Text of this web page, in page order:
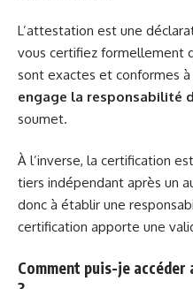
L’attestation est une
vous certifiez formellement
sont exactes et conformes
engage la responsabilité
soumet.
À l’inverse, la certification
tiers indépendant après un
donc à établir une
certification apporte une
Comment puis-je